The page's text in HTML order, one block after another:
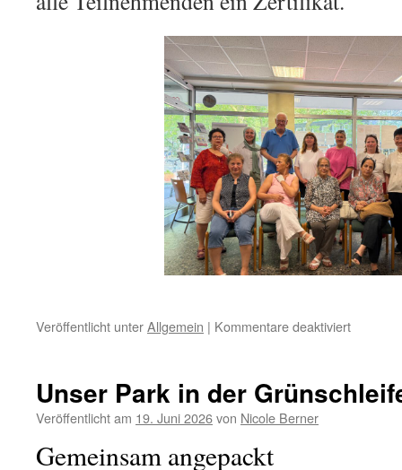
Veröffentlicht unterAllgemein | Kommentare deaktiviertfür
Kurs
am
Unser Park in der
Veröffentlicht am 19. Juni 2026von Nicole Berner
Gemeinsam angepackt